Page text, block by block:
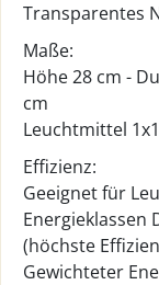
Transparentes
Maße:
Höhe 28 cm -
cm
Leuchtmittel
Effizienz:
Geeignet für
Energieklassen
(höchste
Gewichteter